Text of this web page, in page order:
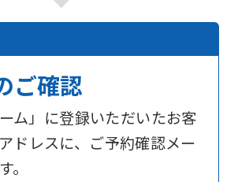
ご確認
ーム」に登録いただいたお客
ドレスに、ご予約確認メー
。